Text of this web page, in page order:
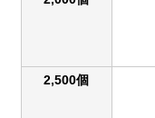
2,500個